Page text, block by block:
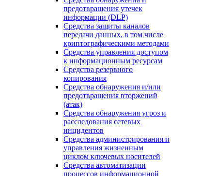
предотвращения утечек
информации (DLP)
Средства защиты каналов
передачи данных, в том числе
криптографическими методами
Средства управления доступом
к информационным ресурсам
Средства резервного
копирования
Средства обнаружения и/или
предотвращения вторжений
(атак)
Средства обнаружения угроз и
расследования сетевых
инцидентов
Средства администрирования и
управления жизненным
циклом ключевых носителей
Средства автоматизации
процессов информационной